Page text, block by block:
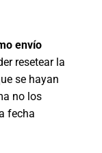
envío
resetear la
se hayan
no los
fecha